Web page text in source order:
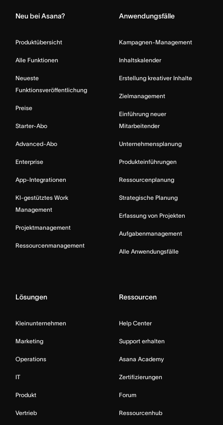
Neu bei Asana?
Produktübersicht
Alle Funktionen
Neueste
Funktionsveröffentlichung
Preise
Starter-Abo
Advanced-Abo
Enterprise
App-Integrationen
KI-gestütztes Work
Management
Projektmanagement
Ressourcenmanagement
Anwendungsfälle
Kampagnen-Management
Inhaltskalender
Erstellung kreativer Inhalte
Zielmanagement
Einführung neuer
Mitarbeitender
Unternehmensplanung
Produkteinführungen
Ressourcenplanung
Strategische Planung
Erfassung von Projekten
Aufgabenmanagement
Alle Anwendungsfälle
Lösungen
Kleinunternehmen
Marketing
Operations
IT
Produkt
Vertrieb
Ressourcen
Help Center
Support erhalten
Asana Academy
Zertifizierungen
Forum
Ressourcenhub